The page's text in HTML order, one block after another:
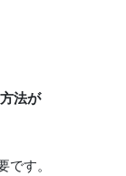
法が
です。